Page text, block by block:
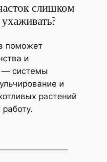
слишком
поможет
и
— системы
и
растений
работу.